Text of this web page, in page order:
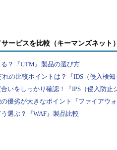
ービスを比較（キーマンズネット）
？『UTM』製品の選び方
れの比較ポイントは？『IDS（侵入検
いをしっかり確認！『IPS（侵入防止
優劣が大きなポイント『ファイアウ
選ぶ？『WAF』製品比較